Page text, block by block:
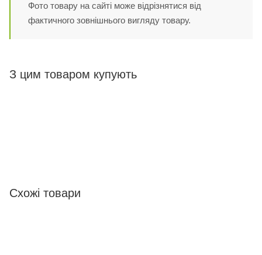
Фото товару на сайті може відрізнятися від
фактичного зовнішнього вигляду товару.
З цим товаром купують
Схожі товари